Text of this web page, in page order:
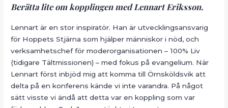
Berätta lite om kopplingen med Lennart Eriksson.
Lennart är en stor inspiratör. Han är utvecklingsansvarig
för Hoppets Stjärna som hjälper människor i nöd, och
verksamhetschef för moderorganisationen – 100% Liv
(tidigare Tältmissionen) – med fokus på evangelium. När
Lennart först inbjöd mig att komma till Örnsköldsvik att
delta på en konferens kände vi inte varandra. På något
sätt visste vi ändå att detta var en koppling som var